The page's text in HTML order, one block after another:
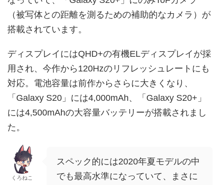
（被写体との距離を測るための補助的なカメラ）が
搭載されています。
ディスプレイにはQHD+の有機ELディスプレイが採
用され、今作から120Hzのリフレッシュレートにも
対応。電池容量は前作からさらに大きくなり、
「Galaxy S20」には4,000mAh、「Galaxy S20+」
には4,500mAhの大容量バッテリーが搭載されまし
た。
くろねこ
スペック的には2020年夏モデルの中
でも最高水準になっていて、まさに